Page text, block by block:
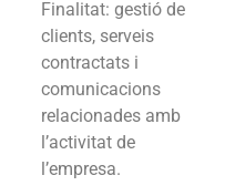
Finalitat: gestió de
clients, serveis
contractats i
comunicacions
relacionades amb
l’activitat de
l’empresa.